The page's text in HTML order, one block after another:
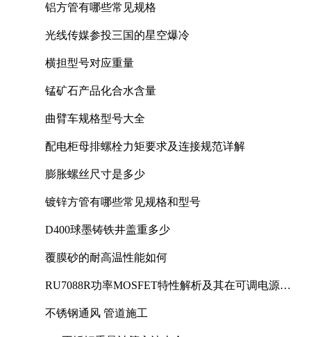
铝方管有哪些常见规格
光线传媒参投三国的星空爆冷
横担型号对应重量
锰矿石产品化合水含量
曲臂车规格型号大全
配电柜母排螺栓力矩要求及连接规范详解
膨胀螺丝尺寸是多少
镀锌方管有哪些常见规格和型号
D400球墨铸铁井盖重多少
覆膜砂的耐高温性能如何
RU7088R功率MOSFET特性解析及其在可调电源设
不锈钢通风 管道施工